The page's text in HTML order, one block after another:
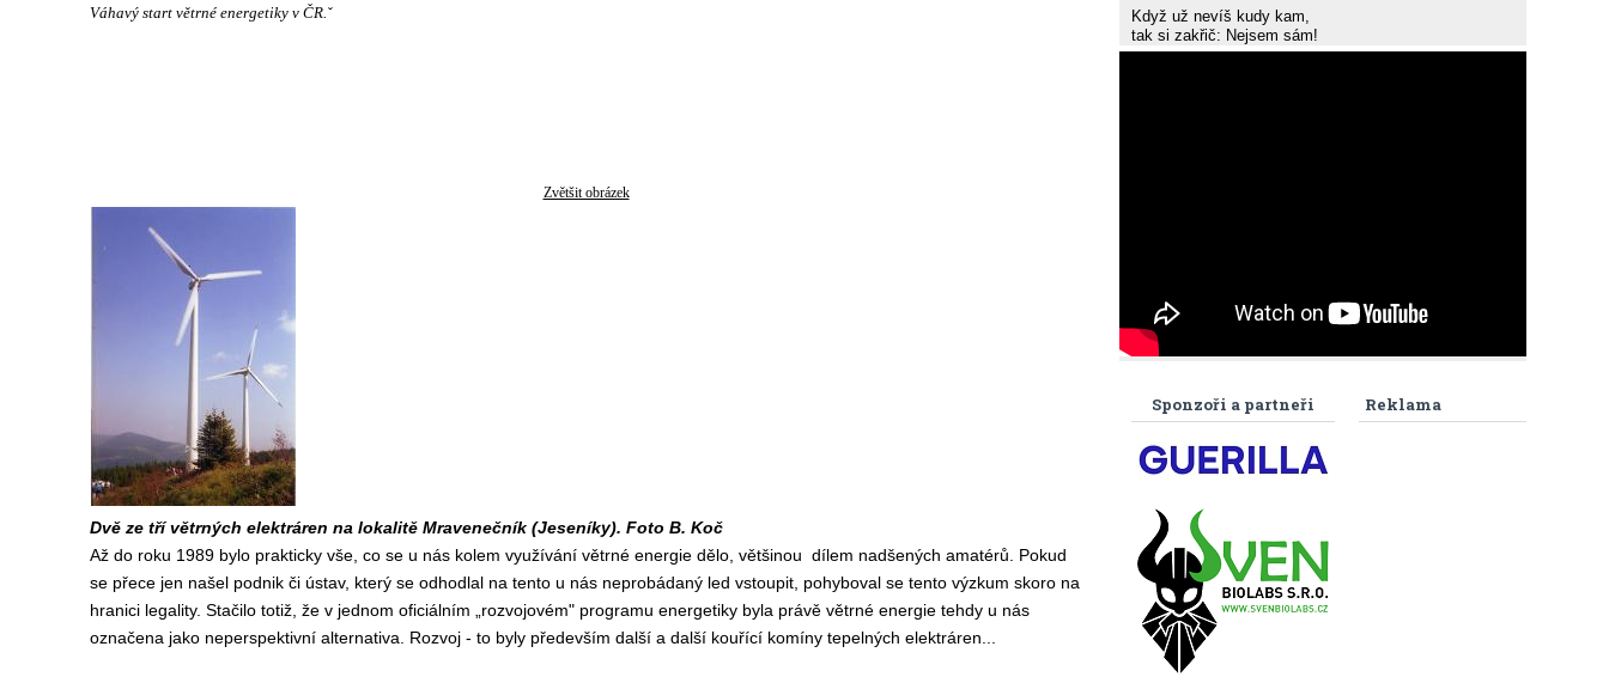
Váhavý start větrné energetiky v ČR.ˇ
Zvětšit obrázek
Dvě ze tří větrných elektráren na lokalitě Mravenečník (Jeseníky). Foto B. Koč
Až do roku 1989 bylo prakticky vše, co se u nás kolem využívání větrné energie dělo, většinou dílem nadšených amatérů. Pokud
se přece jen našel podnik či ústav, který se odhodlal na tento u nás neprobádaný led vstoupit, pohyboval se tento výzkum skoro na
hranici legality. Stačilo totiž, že v jednom oficiálním „rozvojovém" programu energetiky byla právě větrné energie tehdy u nás
označena jako neperspektivní alternativa. Rozvoj - to byly především další a další kouřící komíny tepelných elektráren...
Když už nevíš kudy kam,
tak si zakřič: Nejsem sám!
Reklama
Sponzoři a partneři